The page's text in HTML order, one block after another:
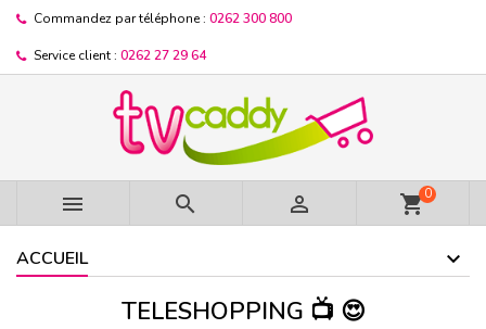
Commandez par téléphone : 0262 300 800
Service client : 0262 27 29 64
   shopping_cart0
ACCUEIL
TELESHOPPING 📺 😍